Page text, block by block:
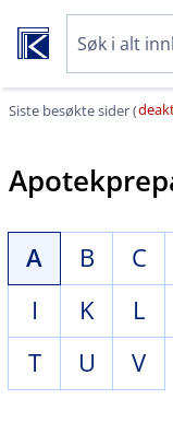
Siste besøkte sider (
A B C
I
K L
T
U V